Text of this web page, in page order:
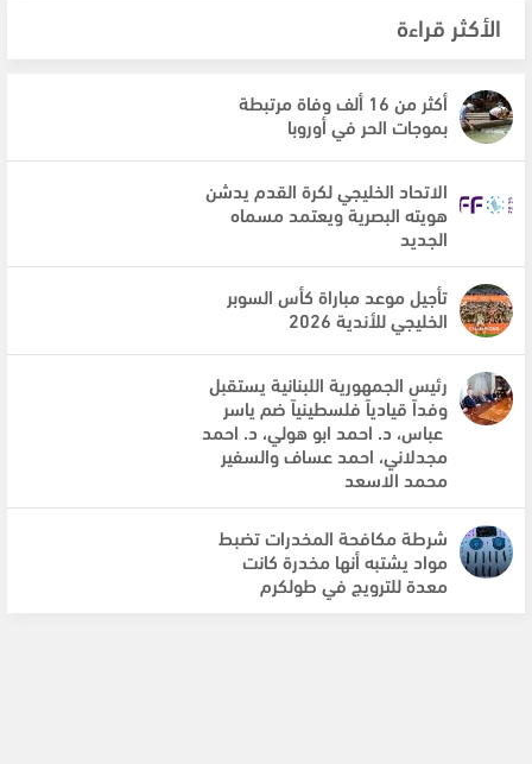
الأكثر قراءة
أكثر من 16 ألف وفاة مرتبطة
بموجات الحر في أوروبا
الاتحاد الخليجي لكرة القدم يدشن
هويته البصرية ويعتمد مسماه
الجديد
تأجيل موعد مباراة كأس السوبر
الخليجي للأندية 2026
رئيس الجمهورية اللبنانية يستقبل
وفداً قيادياً فلسطينياً ضم ياسر
عباس، د. احمد ابو هولي، د. احمد
مجدلاني، احمد عساف والسفير
محمد الاسعد
شرطة مكافحة المخدرات تضبط
مواد يشتبه أنها مخدرة كانت
معدة للترويج في طولكرم